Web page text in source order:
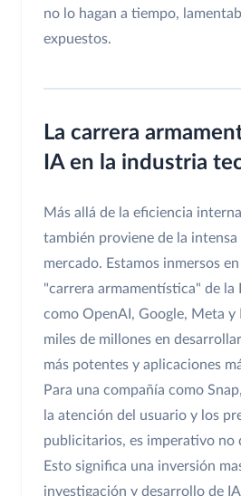
no lo hagan a tiempo,
expuestos.
La carrera
IA en la industria
Más allá de la eficiencia
también proviene de la intensa
mercado. Estamos inmersos
"carrera armamentística" de la
como OpenAI, Google, Meta
miles de millones en
más potentes y aplicaciones
Para una compañía como
la atención del usuario y los
publicitarios, es imperativo no
Esto significa una inversión
investigación y desarrollo de